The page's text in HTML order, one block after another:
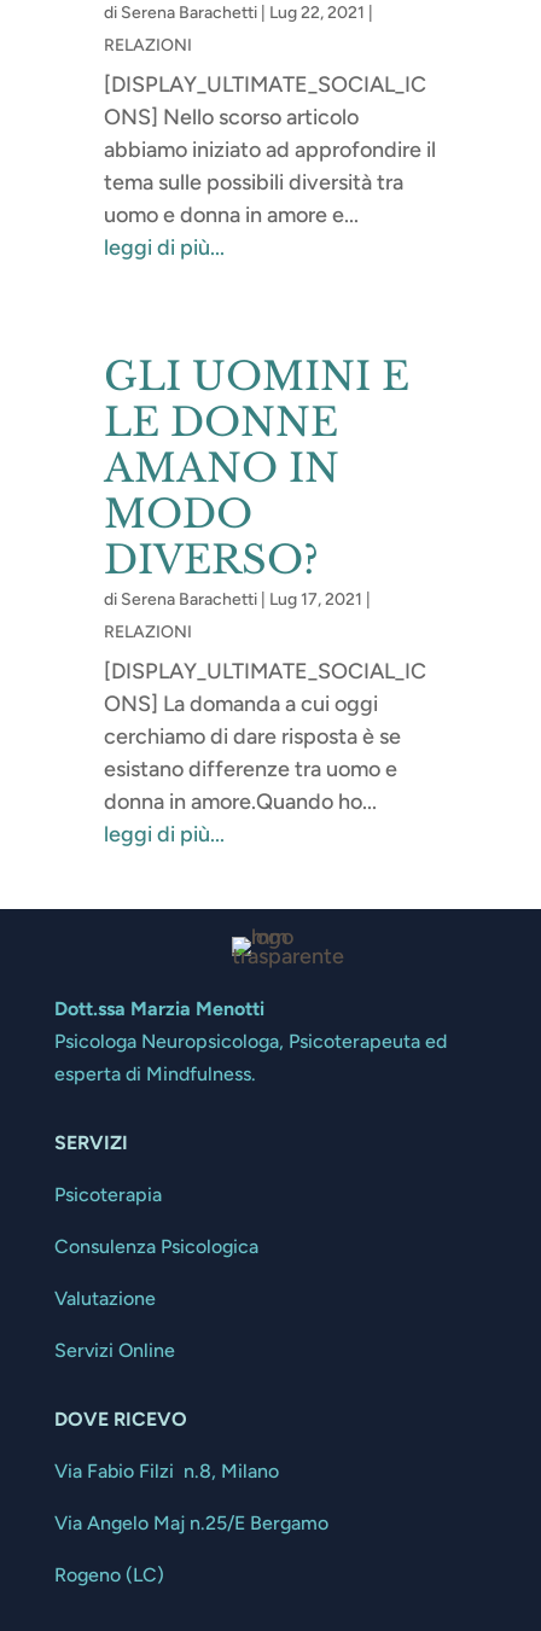
di Serena Barachetti Lug 22, 2021
RELAZIONI
[DISPLAY_ULTIMATE_SOCIAL_IC
ONS] Nello scorso articolo
abbiamo iniziato ad approfondire il
tema sulle possibili diversità tra
uomo e donna in amore e...
leggi di più...
GLI UOMINI E
LE DONNE
AMANO IN
MODO
DIVERSO?
di Serena Barachetti Lug 17, 2021
RELAZIONI
[DISPLAY_ULTIMATE_SOCIAL_IC
ONS] La domanda a cui oggi
cerchiamo di dare risposta è se
esistano differenze tra uomo e
donna in amore.Quando ho...
leggi di più...
Dott.ssa Marzia Menotti
Psicologa Neuropsicologa, Psicoterapeuta ed
esperta di Mindfulness.
SERVIZI
Psicoterapia
Consulenza Psicologica
Valutazione
Servizi Online
DOVE RICEVO
Via Fabio Filzi n.8, Milano
Via Angelo Maj n.25/E Bergamo
Rogeno (LC)